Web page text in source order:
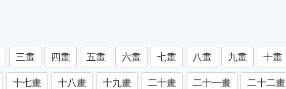
三畫 四畫 五畫 六畫 七畫 八畫 九畫 十畫
十七畫 十八畫 十九畫 二十畫 二十一畫 二十二畫